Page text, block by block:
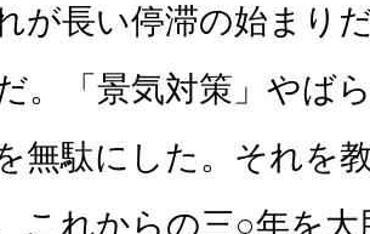
が長い停滞の始まり
。「景気対策」やば
無駄にした。それを
これからの三○年を